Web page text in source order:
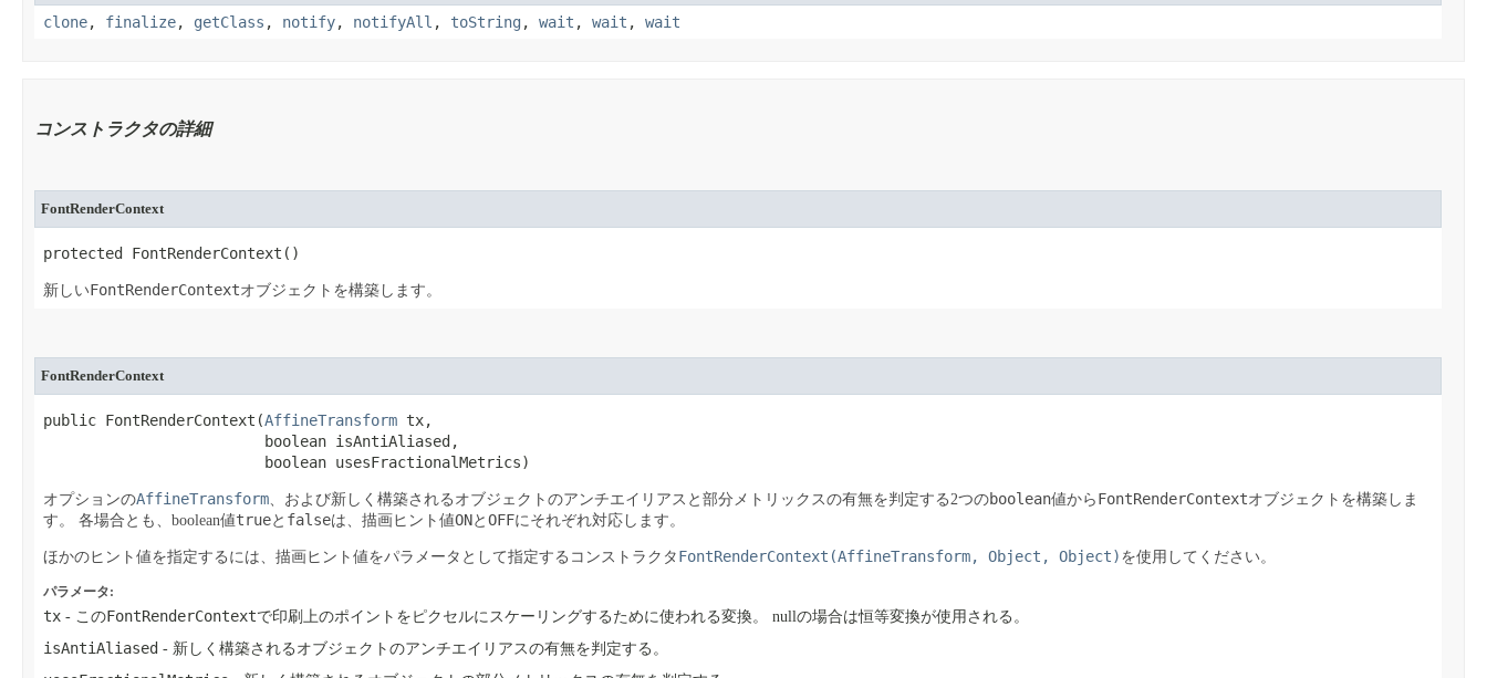
clone, finalize, getClass , notify, notifyAll , toString , wait , wait , wait
コンストラクタの詳細
FontRenderContext
protected FontRenderContext​()
新しいFontRenderContextオブジェクトを構築します。
FontRenderContext
public FontRenderContext​(AffineTransform tx,
                         boolean isAntiAliased,
                         boolean usesFractionalMetrics)
オプションのAffineTransform、および新しく構築されるオブジェクトのアンチエイリアスと部分メトリックスの有無を判定する2つのboolean値から FontRenderContextオブジェクトを構築しま
す。
各場合とも、boolean値trueと falseは、描画ヒント値ONと OFFにそれぞれ対応します。
ほかのヒント値を指定するには、描画ヒント値をパラメータとして指定するコンストラクタ FontRenderContext(AffineTransform, Object, Object) を使用してください。
パラメータ:
tx - このFontRenderContextで印刷上のポイントをピクセルにスケーリングするために使われる変換。 nullの場合は恒等変換が使用される。
isAntiAliased - 新しく構築されるオブジェクトのアンチエイリアスの有無を判定する。